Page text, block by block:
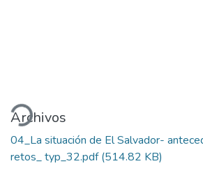
Archivos
04_La situación de El Salvador-
retos_ typ_32.pdf(514.82 KB)